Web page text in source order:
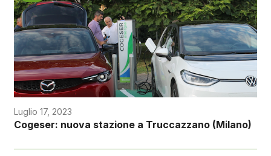
Luglio 17, 2023
Cogeser: nuova stazione a Truccazzano (Milano)